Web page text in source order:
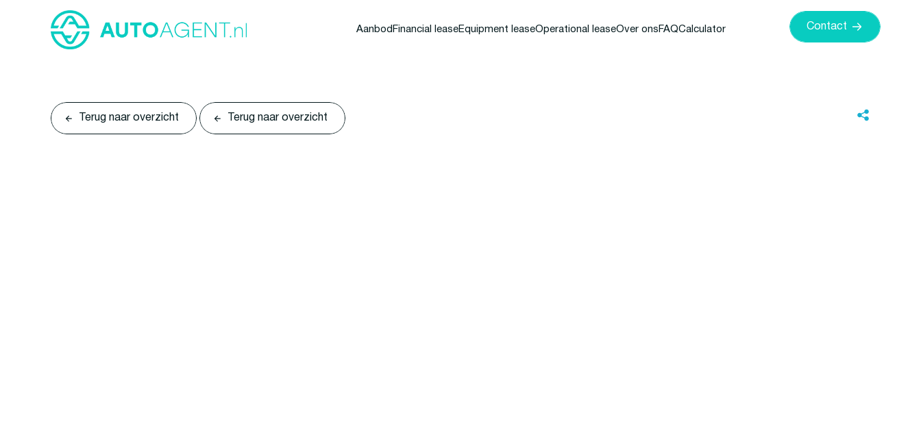
Aanbod Financial leaseEquipment leaseOperational leaseOver ons FAQCalculator Contact
Terug naar overzicht Terug naar overzicht